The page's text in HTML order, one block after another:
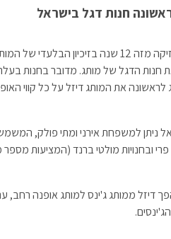
חנות דגל בישראל
קבוצת אירני, המחזיקה מזה 12 שנה בזיכיון
חנות הדגל של מותג. מדובר בחנות
את המותג דיזל על כל קווי
ניתן למשפחת אירני ומתי פולק,